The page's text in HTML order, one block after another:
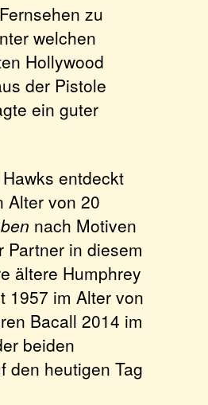
zu
welchen
Hollywood
der Pistole
ein guter
entdeckt
Alter von 20
nach Motiven
Partner in diesem
ältere Humphrey
1957 im Alter von
Bacall 2014 im
beiden
den heutigen Tag